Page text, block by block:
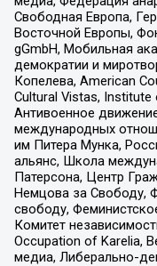
Свободная Европа,
Восточной Европы,
gGmbH, Мобильная
демократии и
Копелева, American
Cultural Vistas,
Антивоенное
международных
им Питера Мунка,
альянс, Школа
Патерсона, Центр
Немцова за Свободу,
свободу,
Комитет
Occupation of Karelia,
медиа, Либерально-